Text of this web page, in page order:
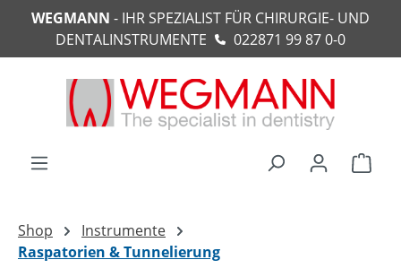
springen
WEGMANN - IHR SPEZIALIST FÜR CHIRURGIE- UND
DENTALINSTRUMENTE
022871 99 87 0-0
Shop
Instrumente
Raspatorien & Tunnelierung